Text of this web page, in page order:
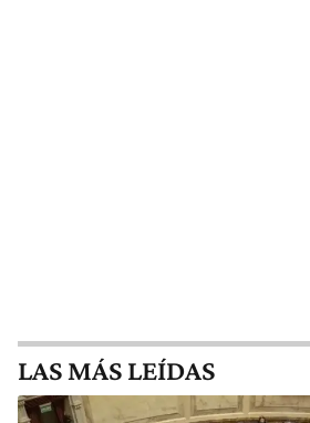
LAS MÁS LEÍDAS